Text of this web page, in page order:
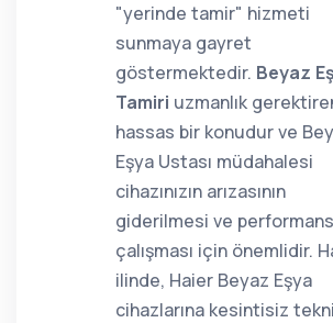
"yerinde tamir" hizmeti
sunmaya gayret
göstermektedir. Beyaz
Tamiri uzmanlık
hassas bir konudur ve
Eşya Ustası müdahalesi
cihazınızın arızasının
giderilmesi ve
çalışması için önemlidir.
ilinde, Haier Beyaz Eşya
cihazlarına kesintisiz